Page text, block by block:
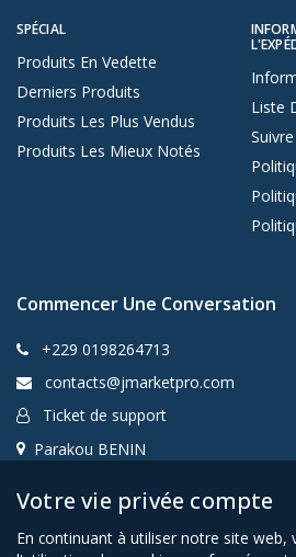
SPÉCIAL
Produits En Vedette
Derniers Produits
Produits Les Plus Vendus
Produits Les Mieux Notés
Liste
Commencer Une Conversation
+229 0198264713
contacts@jmarketpro.com
Ticket de support
Parakou BENIN
Jmarketpro SARL
Votre vie privée compte
En continuant à utiliser notre site web,